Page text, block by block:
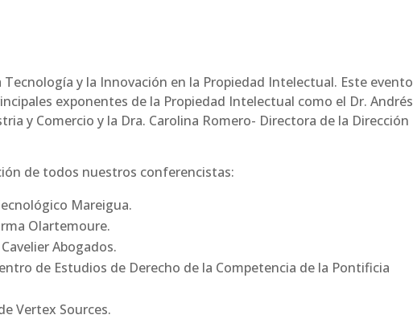
y la Innovación en la Propiedad Intelectual. Este evento
exponentes de la Propiedad Intelectual como el Dr. Andrés
y Comercio y la Dra. Carolina Romero- Directora de la Dirección
de todos nuestros conferencistas:
Mareigua.
Olartemoure.
Abogados.
de Estudios de Derecho de la Competencia de la Pontificia
Vertex Sources.